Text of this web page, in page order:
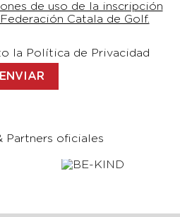
de uso de la inscripción
Catala de Golf.
la Política de Privacidad
Partners oficiales